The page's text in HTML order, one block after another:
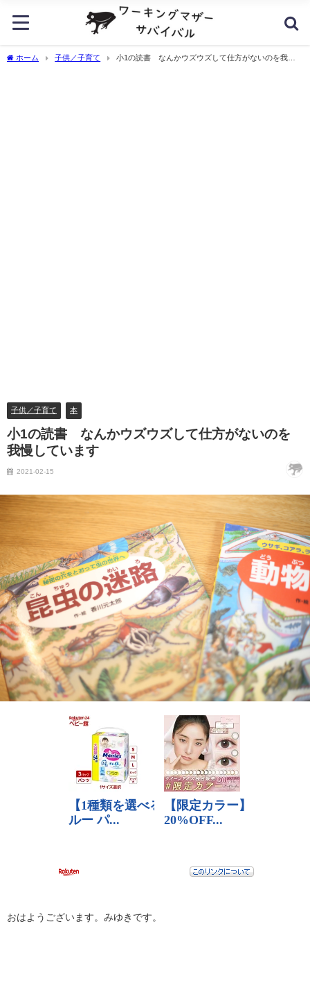
ホーム 子供／子育て
小1の読書 なんかウズウズして仕方がないのを我慢
子供／子育て 本
小1の読書 なんかウズウズして仕方がないのを
我慢しています
2021-02-15
おはようございます。みゆきです。